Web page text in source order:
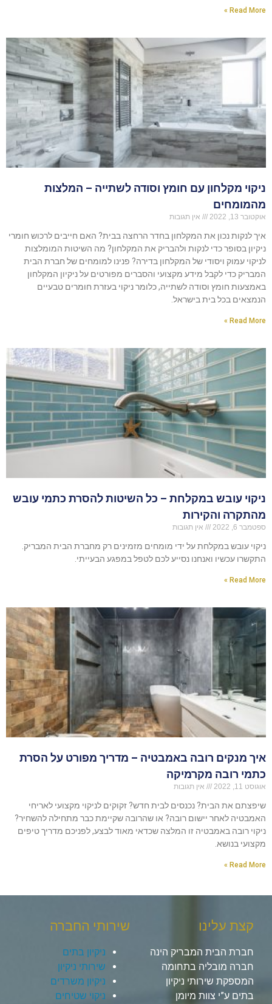
Read More »
ניקוי מקלחון עם חומץ וסודה לשתייה – המלצות
מהמומחים
אוקטובר 13, 2022 אין תגובות
איך לנקות נכון את המקלחון בחדר הרחצה בבית? האם חייבים לרכוש חומרי
ניקיון בסופר כדי לנקות ולהבריק את המקלחון? מה השיטות המומלצות
לניקוי עמוק ויסודי של המקלחון בדירה? פנינו למומחים של חברת הבית
המבריק כדי לקבל מידע מקצועי והסברים מפורטים על ניקיון המקלחון
באמצעות חומץ וסודה לשתייה, כלומר ניקוי בעזרת חומרים טבעיים
הנמצאים בכל בית בישראל.
Read More »
ניקוי עובש במקלחת – כל השיטות להסרת כתמי עובש
מהתקרה והקירות
ספטמבר 6, 2022 אין תגובות
ניקוי עובש במקלחת על ידי מומחים מזמינים רק מחברת הבית המבריק.
התקשרו עכשיו ואנחנו נסייע לכם לטפל במפגע הבעייתי.
Read More »
איך מנקים רובה באמבטיה – מדריך מפורט על הסרת
כתמי רובה מקרמיקה
אוגוסט 11, 2022 אין תגובות
שיפצתם את הבית? נכנסים לבית חדש? זקוקים לניקוי מקצועי לאריחי
האמבטיה לאחר יישום רובה? או שהרובה שקיימת כבר מתחילה להשחיר?
ניקוי רובה באמבטיה זו המלצה שכדאי מאוד לבצע, לפניכם מדריך טיפים
מקצועי בנושא.
Read More »
קצת עלינו
חברת הבית המבריק הינה
חברה מובליה בתחומה
המספקת שירותי ניקיון
בתים ע”י צוות מיומן
שירותי החברה
ניקיון בתים
שירותי ניקיון
ניקיון משרדים
ניקוי שטיחים